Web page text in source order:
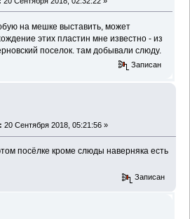
на мешке выставить, может
этих пластин мне известно - из
поселок. там добывали слюду.
Записан
20 Сентября 2018, 05:21:56 »
посёлке кроме слюды наверняка есть
Записан